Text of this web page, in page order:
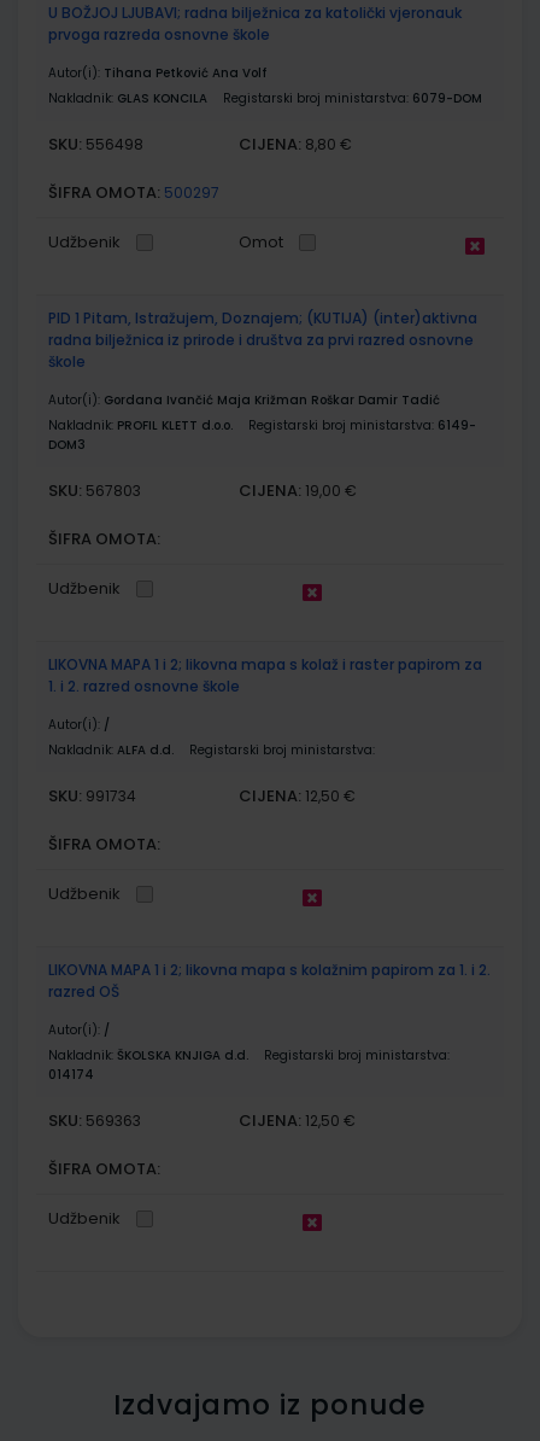
U BOŽJOJ LJUBAVI; radna bilježnica za katolički vjeronauk
prvoga razreda osnovne škole
Autor(i): Tihana Petković Ana Volf
Nakladnik: GLAS KONCILA Registarski broj ministarstva: 6079-DOM
SKU: 556498 CIJENA: 8,80 €
ŠIFRA OMOTA: 500297
Udžbenik Omot
PID 1 Pitam, Istražujem, Doznajem; (KUTIJA) (inter)aktivna
radna bilježnica iz prirode i društva za prvi razred osnovne
škole
Autor(i): Gordana Ivančić Maja Križman Roškar Damir Tadić
Nakladnik: PROFIL KLETT d.o.o. Registarski broj ministarstva: 6149-
DOM3
SKU: 567803 CIJENA: 19,00 €
ŠIFRA OMOTA:
Udžbenik
LIKOVNA MAPA 1 i 2; likovna mapa s kolaž i raster papirom za
1. i 2. razred osnovne škole
Autor(i): /
Nakladnik: ALFA d.d. Registarski broj ministarstva:
SKU: 991734 CIJENA: 12,50 €
ŠIFRA OMOTA:
Udžbenik
LIKOVNA MAPA 1 i 2; likovna mapa s kolažnim papirom za 1. i 2.
razred OŠ
Autor(i): /
Nakladnik: ŠKOLSKA KNJIGA d.d.
Registarski broj ministarstva:
014174
SKU: 569363 CIJENA: 12,50 €
ŠIFRA OMOTA:
Udžbenik
Izdvajamo iz ponude